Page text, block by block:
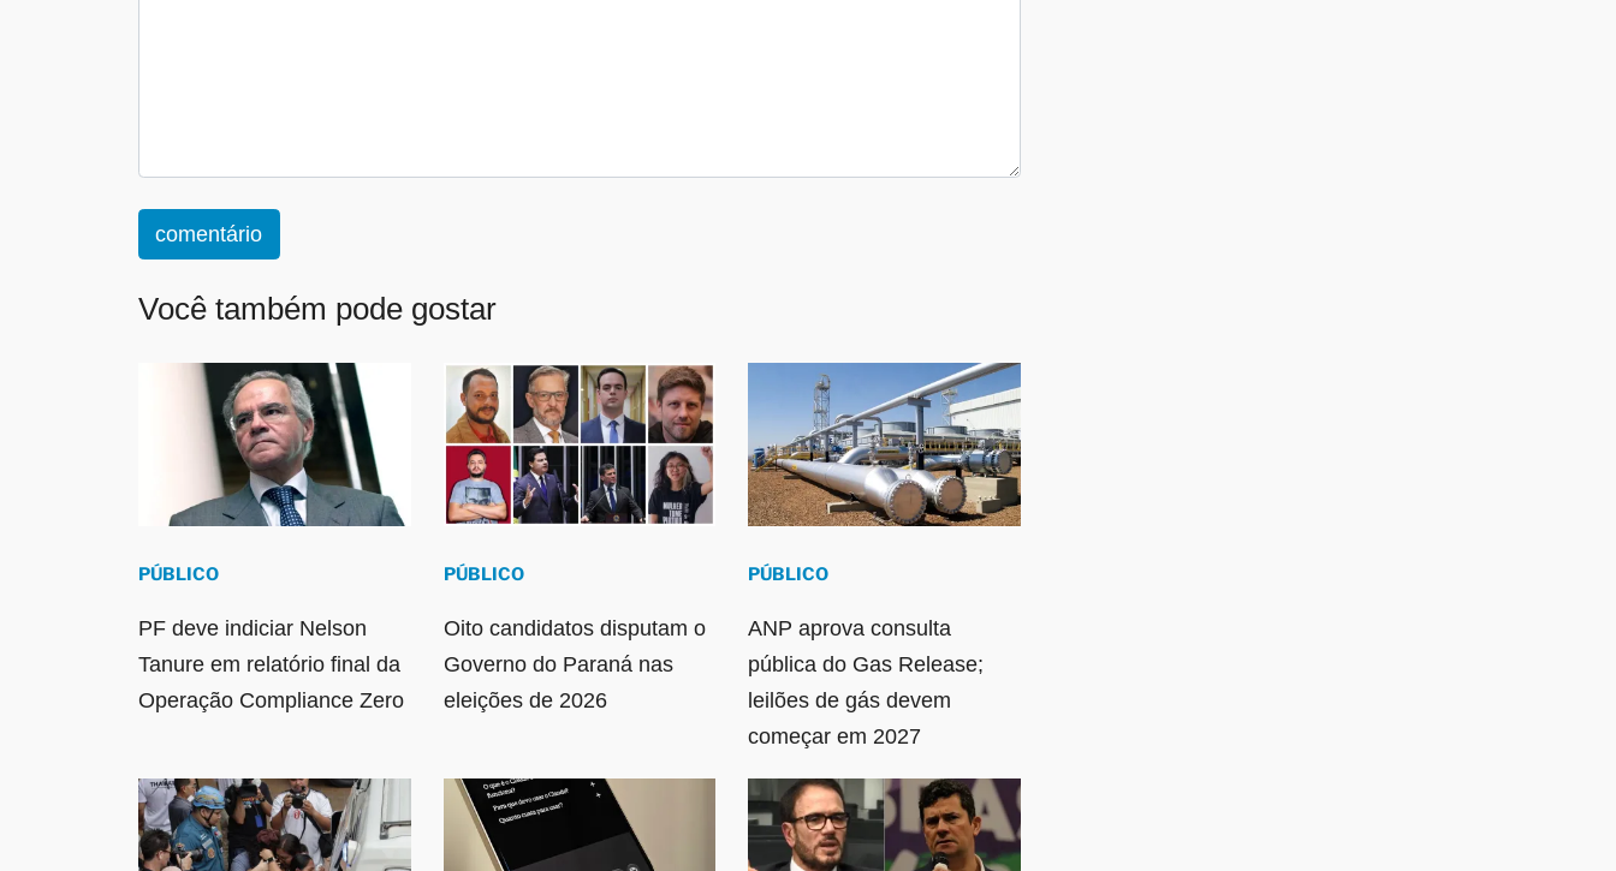
comentário
Você também pode gostar
PÚBLICO
PF deve indiciar Nelson
Tanure em relatório final da
Operação Compliance Zero
PÚBLICO
Oito candidatos disputam o
Governo do Paraná nas
eleições de 2026
PÚBLICO
ANP aprova consulta
pública do Gas Release;
leilões de gás devem
começar em 2027